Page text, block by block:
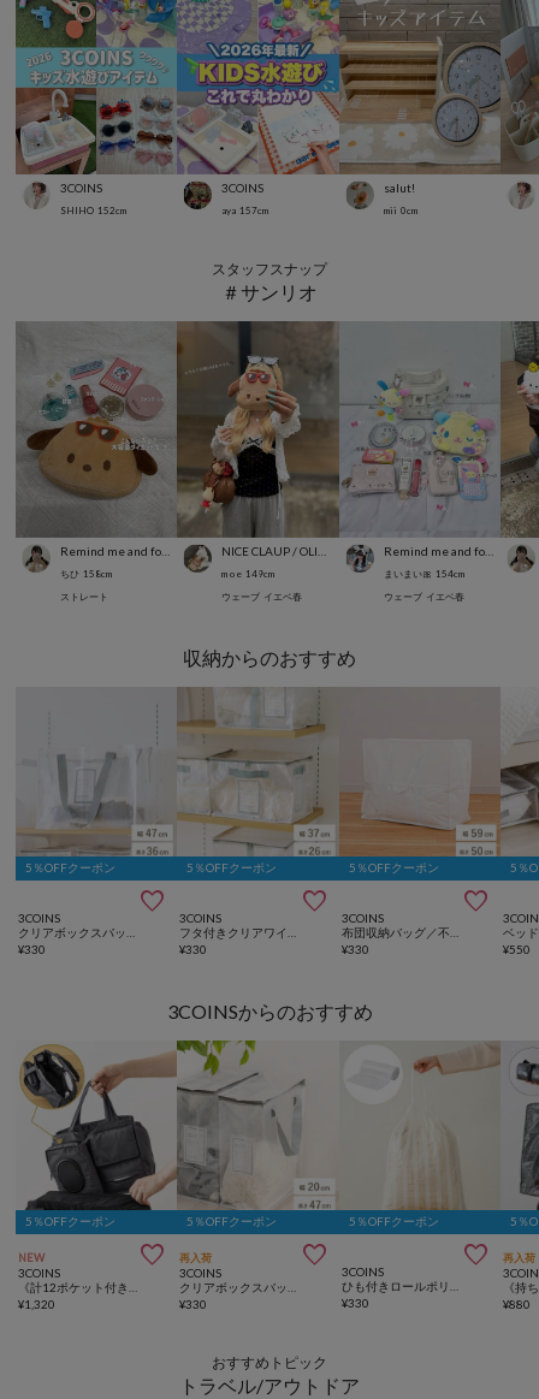
3COINS
SHIHO 152cm
3COINS
aya 157cm
salut!
mii 0cm
スタッフスナップ
＃サンリオ
ちひ 158cm
ストレート
m o e 149cm
ウェーブ イエベ春
Remind me and forever
まいまい🎀 154cm
ウェーブ イエベ春
収納からのおすすめ
5％OFFクーポン

3COINS
¥330
5％OFFクーポン

3COINS
¥330
5％OFFクーポン

3COINS
¥330
5％
¥550
3COINSからのおすすめ
5％OFFクーポン
NEW 
3COINS
¥1,320
5％OFFクーポン
再入荷 
3COINS
¥330
5％OFFクーポン

3COINS
¥330
5％
再入荷
¥880
おすすめトピック
トラベル/アウトドア